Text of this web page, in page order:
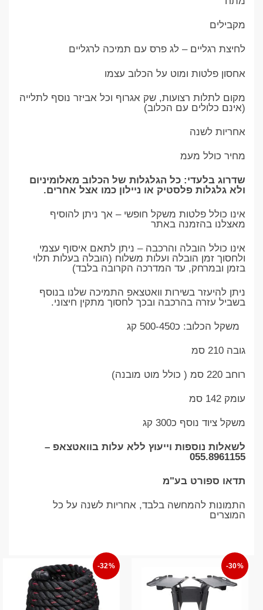
מקבילים
לחיצת רגליים – לג פרס עם תמיכה לרגליים
אחסון פלטות ומוט על הכלוב עצמו
מקום לתלות רצועות, שק אגרוף וכל אביזר נוסף לתלייה
(אינם כלולים עם הכלוב)
אחריות לשנה
מחיר כולל מעמ
שדרוג בלעדי: כל הגלגלות של הכלוב מאלומיניום
ולא גלגלות פלסטיק או ניילון כמו אצל אחרים.
אינו כולל פלטות משקל חופשי – אך ניתן להוסיף
מאצלנו בהזמנה באתר
אינו כולל הובלה והרכבה – ניתן לתאם איסוף עצמי
ולחסוך זמן הובלה ועלות משלוח (הובלה בעלות תלוי
בזמן ובמרחק, עד המדרכה הקרובה בלבד)
ניתן להיעזר בשירות וואטצאפ התמיכה שלנו בנוסף
בשביל עזרה בהרכבה ובכך לחסוך מתקין חיצוני.
משקל הכלוב: כ500-450 קג
גובה 210 סמ
רוחב 220 סמ ( כולל מוט מובנה)
עומק 142 סמ
משקל ציוד נוסף כ300 קג
לשאלות נוספות וייעוץ ללא עלות בוואטצאפ –
055.8961155
תדאו ספורט בע"מ
התמונות להמחשה בלבד, אחריות לשנה על כל
המוצרים
-30%
-32%